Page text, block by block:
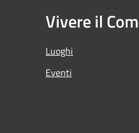
Vivere il
Luoghi
Eventi